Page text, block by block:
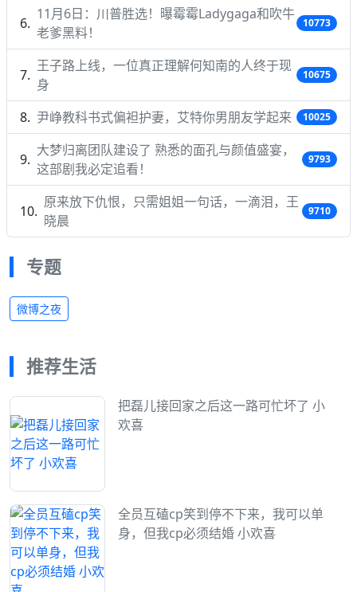
11月6日：川普胜选！曝霉霉Ladygaga和吹牛
老爹黑料！
10773
王子路上线，一位真正理解何知南的人终于现
身
10675
尹峥教科书式偏袒护妻，艾特你男朋友学起来 10025
大梦归离团队建设了 熟悉的面孔与颜值盛宴，
这部剧我必定追看！
9793
原来放下仇恨，只需姐姐一句话，一滴泪，王
晓晨
9710
专题
微博之夜
推荐生活
把磊儿接回家之后这一路可忙坏了 小
欢喜
全员互磕cp笑到停不下来，我可以单
身，但我cp必须结婚 小欢喜